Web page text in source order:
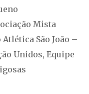
Mista
São João –
Unidos, Equipe